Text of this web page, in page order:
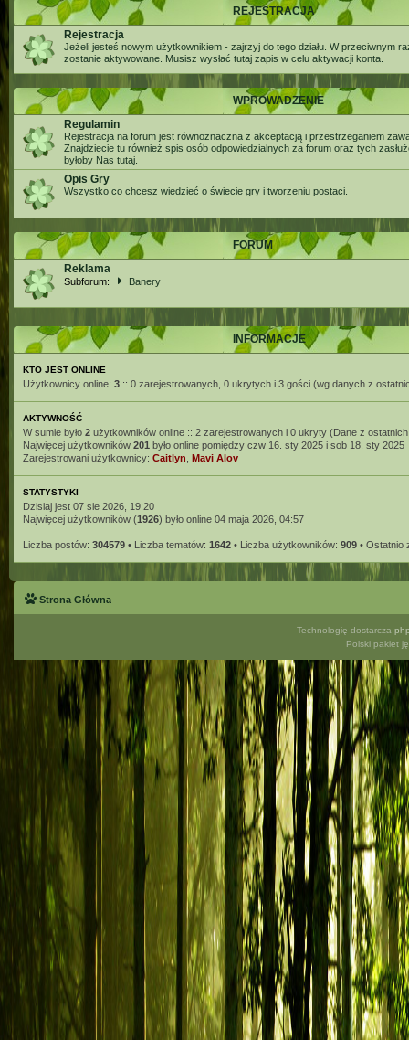
REJESTRACJA
Rejestracja
Jeżeli jesteś nowym użytkownikiem - zajrzyj do tego działu. W przeciwnym
zostanie aktywowane. Musisz wysłać tutaj zapis w celu aktywacji konta.
WPROWADZENIE
Regulamin
Rejestracja na forum jest równoznaczna z akceptacją i przestrzeganiem
Znajdziecie tu również spis osób odpowiedzialnych za forum oraz tych
byłoby Nas tutaj.
Opis Gry
Wszystko co chcesz wiedzieć o świecie gry i tworzeniu postaci.
FORUM
Reklama
Subforum: Banery
INFORMACJE
KTO JEST ONLINE
Użytkownicy online: 3 :: 0 zarejestrowanych, 0 ukrytych i 3 gości (wg danych z
AKTYWNOŚĆ
W sumie było 2 użytkowników online :: 2 zarejestrowanych i 0 ukryty (Dane z
Najwięcej użytkowników 201 było online pomiędzy czw 16. sty 2025 i sob 18. sty 2025
Zarejestrowani użytkownicy: Caitlyn Mavi Alov
STATYSTYKI
Dzisiaj jest 07 sie 2026, 19:20
Najwięcej użytkowników (1926) było online 04 maja 2026, 04:57
Liczba postów: 304579 • Liczba tematów: 1642 • Liczba użytkowników: 909 • Ostatnio
Strona Główna
Technologię dostarcza
Polski pakiet